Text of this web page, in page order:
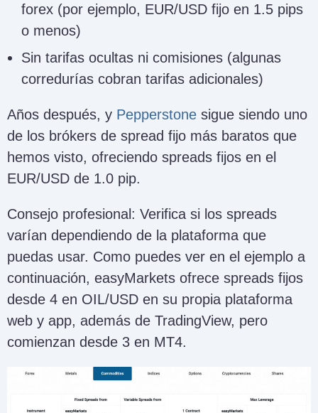
forex (por ejemplo, EUR/USD fijo en 1.5 pips
o menos)
Sin tarifas ocultas ni comisiones (algunas
corredurías cobran tarifas adicionales)
Años después, y Pepperstone sigue siendo uno
de los brókers de spread fijo más baratos que
hemos visto, ofreciendo spreads fijos en el
EUR/USD de 1.0 pip.
Consejo profesional: Verifica si los spreads
varían dependiendo de la plataforma que
puedas usar. Como puedes ver en el ejemplo a
continuación, easyMarkets ofrece spreads fijos
desde 4 en OIL/USD en su propia plataforma
web y app, además de TradingView, pero
comienzan desde 3 en MT4.